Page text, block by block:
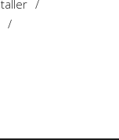
taller